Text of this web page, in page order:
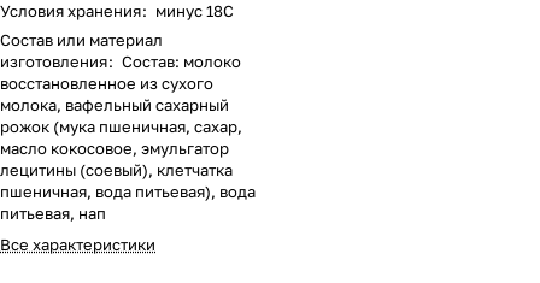
Условия хранения: минус 18С
Состав или материал
изготовления: Состав: молоко
восстановленное из сухого
молока, вафельный сахарный
рожок (мука пшеничная, сахар,
масло кокосовое, эмульгатор
лецитины (соевый), клетчатка
пшеничная, вода питьевая), вода
питьевая, нап
Все характеристики